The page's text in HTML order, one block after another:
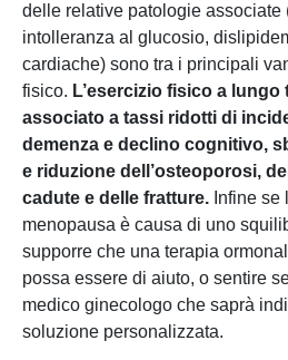
delle relative patologie associate
intolleranza al glucosio,
cardiache) sono tra i principali
fisico. L’esercizio fisico a lungo
associato a tassi ridotti di
demenza e declino cognitivo,
e riduzione dell’osteoporosi,
cadute e delle fratture. Infine se
menopausa è causa di uno
supporre che una terapia
possa essere di aiuto, o sentire
medico ginecologo che saprà
soluzione personalizzata.